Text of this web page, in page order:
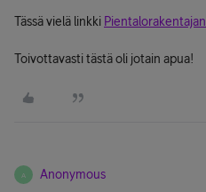
Tässä vielä linkki
Toivottavasti tästä oli jotain apua!
A Anonymous